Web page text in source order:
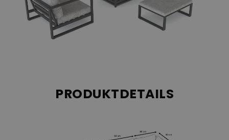
PRODUKTDETAILS